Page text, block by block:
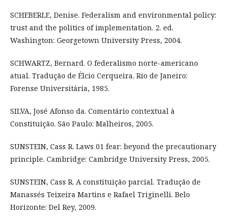
SCHEBERLE, Denise. Federalism and environmental policy:
trust and the politics of implementation. 2. ed.
Washington: Georgetown University Press, 2004.
SCHWARTZ, Bernard. O federalismo norte-americano
atual. Tradução de Élcio Cerqueira. Rio de Janeiro:
Forense Universitária, 1985.
SILVA, José Afonso da. Comentário contextual à
Constituição. São Paulo: Malheiros, 2005.
SUNSTEIN, Cass R. Laws 01 fear: beyond the precautionary
principle. Cambridge: Cambridge University Press, 2005.
SUNSTEIN, Cass R. A constituição parcial. Tradução de
Manassés Teixeira Martins e Rafael Triginelli. Belo
Horizonte: Del Rey, 2009.